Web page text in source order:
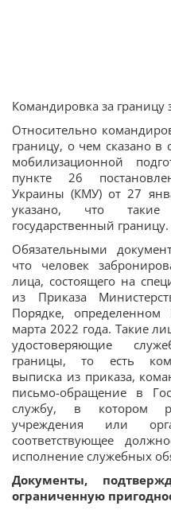
Командировка за
Относительно
границу, о чем сказано в
мобилизационной
пункте 26
Украины (КМУ) от 27
указано, что
государственный границу.
Обязательными
что человек
лица, состоящего на
из Приказа
Порядке,
марта 2022 года. Такие
удостоверяющие
границы, то есть
выписка из приказа,
письмо-обращение в
службу, в котором
учреждения или
соответствующее
исполнение служебных
Документы,
ограниченную